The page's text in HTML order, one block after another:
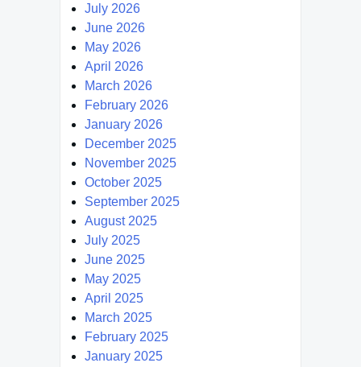
July 2026
June 2026
May 2026
April 2026
March 2026
February 2026
January 2026
December 2025
November 2025
October 2025
September 2025
August 2025
July 2025
June 2025
May 2025
April 2025
March 2025
February 2025
January 2025